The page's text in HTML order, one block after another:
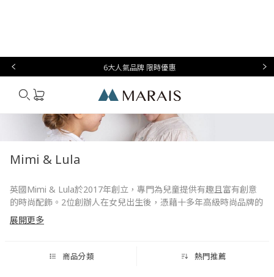
6大人氣品牌 限時優惠
Marais
Mimi & Lula
英國Mimi & Lula於2017年創立，專門為兒童提供有趣且富有創意
的時尚配飾。2位創辦人在女兒出生後，憑藉十多年高級時尚品牌的
經驗，聯手打造了Mimi & Lula，明亮俏皮有趣的設計、活潑繽紛大
膽的風格，無論是裝扮、聚會、玩耍還是平常上學的日子，Mimi &
展開更多
商品分類 熱門推薦